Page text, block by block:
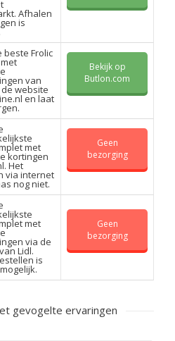
Afhalen
is
beste Frolic
van
website
en laat
Bekijk op
Butlon.com
met
kortingen
Het
via internet
nog niet.
Geen
bezorging
met
via de
Lidl.
is
Geen
bezorging
gevogelte ervaringen